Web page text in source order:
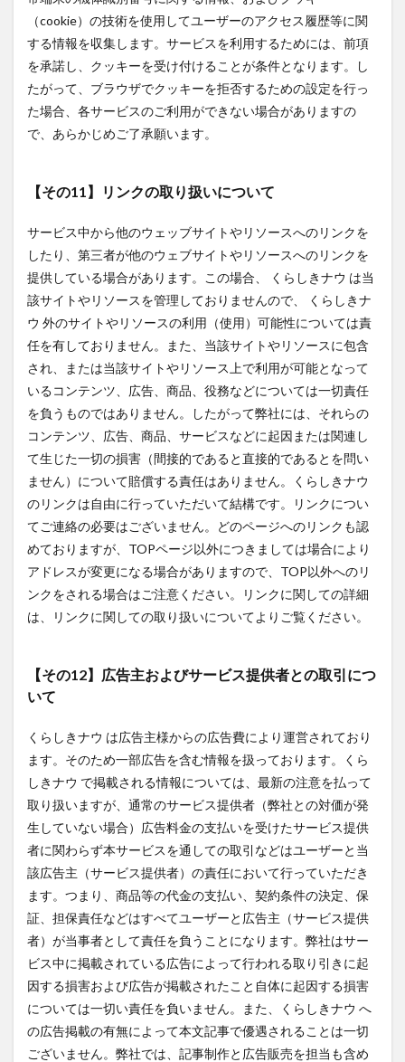
（cookie）の技術を使用してユーザーのアクセス履歴等に関
する情報を収集します。サービスを利用するためには、前項
を承諾し、クッキーを受け付けることが条件となります。し
たがって、ブラウザでクッキーを拒否するための設定を行っ
た場合、各サービスのご利用ができない場合がありますの
で、あらかじめご了承願います。
【その11】リンクの取り扱いについて
サービス中から他のウェッブサイトやリソースへのリンクを
したり、第三者が他のウェブサイトやリソースへのリンクを
提供している場合があります。この場合、 くらしきナウ は当
該サイトやリソースを管理しておりませんので、 くらしきナ
ウ 外のサイトやリソースの利用（使用）可能性については責
任を有しておりません。また、当該サイトやリソースに包含
され、または当該サイトやリソース上で利用が可能となって
いるコンテンツ、広告、商品、役務などについては一切責任
を負うものではありません。したがって弊社には、それらの
コンテンツ、広告、商品、サービスなどに起因または関連し
て生じた一切の損害（間接的であると直接的であるとを問い
ません）について賠償する責任はありません。くらしきナウ
のリンクは自由に行っていただいて結構です。リンクについ
てご連絡の必要はございません。どのページへのリンクも認
めておりますが、TOPページ以外につきましては場合により
アドレスが変更になる場合がありますので、TOP以外へのリ
ンクをされる場合はご注意ください。リンクに関しての詳細
は、リンクに関しての取り扱いについてよりご覧ください。
【その12】広告主およびサービス提供者との取引につ
いて
くらしきナウ は広告主様からの広告費により運営されており
ます。そのため一部広告を含む情報を扱っております。くら
しきナウ で掲載される情報については、最新の注意を払って
取り扱いますが、通常のサービス提供者（弊社との対価が発
生していない場合）広告料金の支払いを受けたサービス提供
者に関わらず本サービスを通しての取引などはユーザーと当
該広告主（サービス提供者）の責任において行っていただき
ます。つまり、商品等の代金の支払い、契約条件の決定、保
証、担保責任などはすべてユーザーと広告主（サービス提供
者）が当事者として責任を負うことになります。弊社はサー
ビス中に掲載されている広告によって行われる取り引きに起
因する損害および広告が掲載されたこと自体に起因する損害
については一切い責任を負いません。また、くらしきナウ へ
の広告掲載の有無によって本文記事で優遇されることは一切
ございません。弊社では、記事制作と広告販売を担当も含め